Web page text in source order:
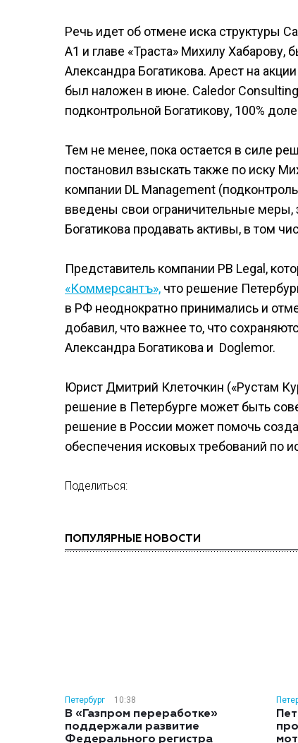
Речь идет об отмене иска структуры
А1 и главе «Траста» Михилу
Александра Богатикова. Арест на
был наложен в июне. Caledor
подконтрольной Богатикову, 100%
Тем не менее, пока остается в силе
постановил взыскать также по иску
компании DL Management
введены свои ограничительные
Богатикова продавать активы, в том
Представитель компании PB Legal,
«Коммерсантъ», что решение
в РФ неоднократно принимались и
добавил, что важнее то, что
Александра Богатикова и Doglemor.
Юрист Дмитрий Клеточкин («Рустам
решение в Петербурге может быть
решение в России может помочь
обеспечения исковых требований по
Поделиться:
ПОПУЛЯРНЫЕ НОВОСТИ
Петербург 10:38
В «Газпром переработке»
поддержали развитие
Федерального регистра